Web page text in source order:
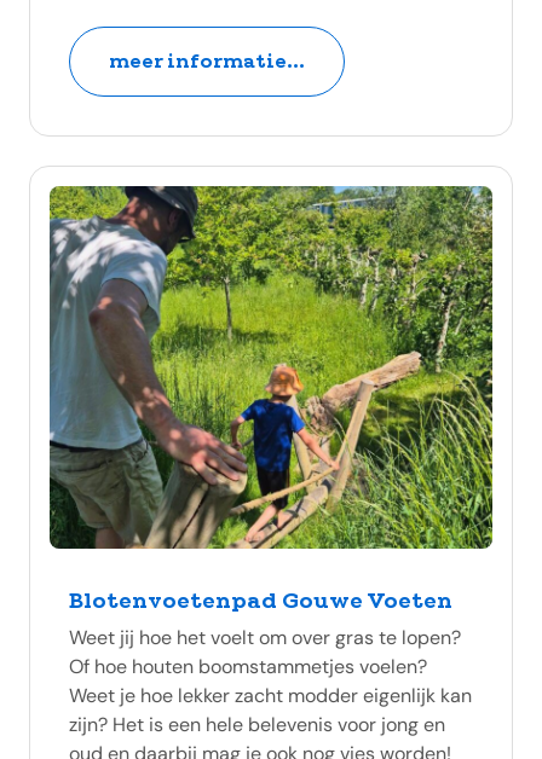
meer informatie...
Blotenvoetenpad Gouwe Voeten
Weet jij hoe het voelt om over gras te lopen?
Of hoe houten boomstammetjes voelen?
Weet je hoe lekker zacht modder eigenlijk kan
zijn? Het is een hele belevenis voor jong en
oud en daarbij mag je ook nog vies worden!